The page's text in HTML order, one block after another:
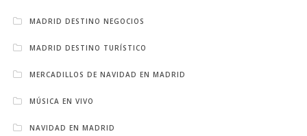
MADRID DESTINO NEGOCIOS
MADRID DESTINO TURÍSTICO
MERCADILLOS DE NAVIDAD EN MADRID
MÚSICA EN VIVO
NAVIDAD EN MADRID